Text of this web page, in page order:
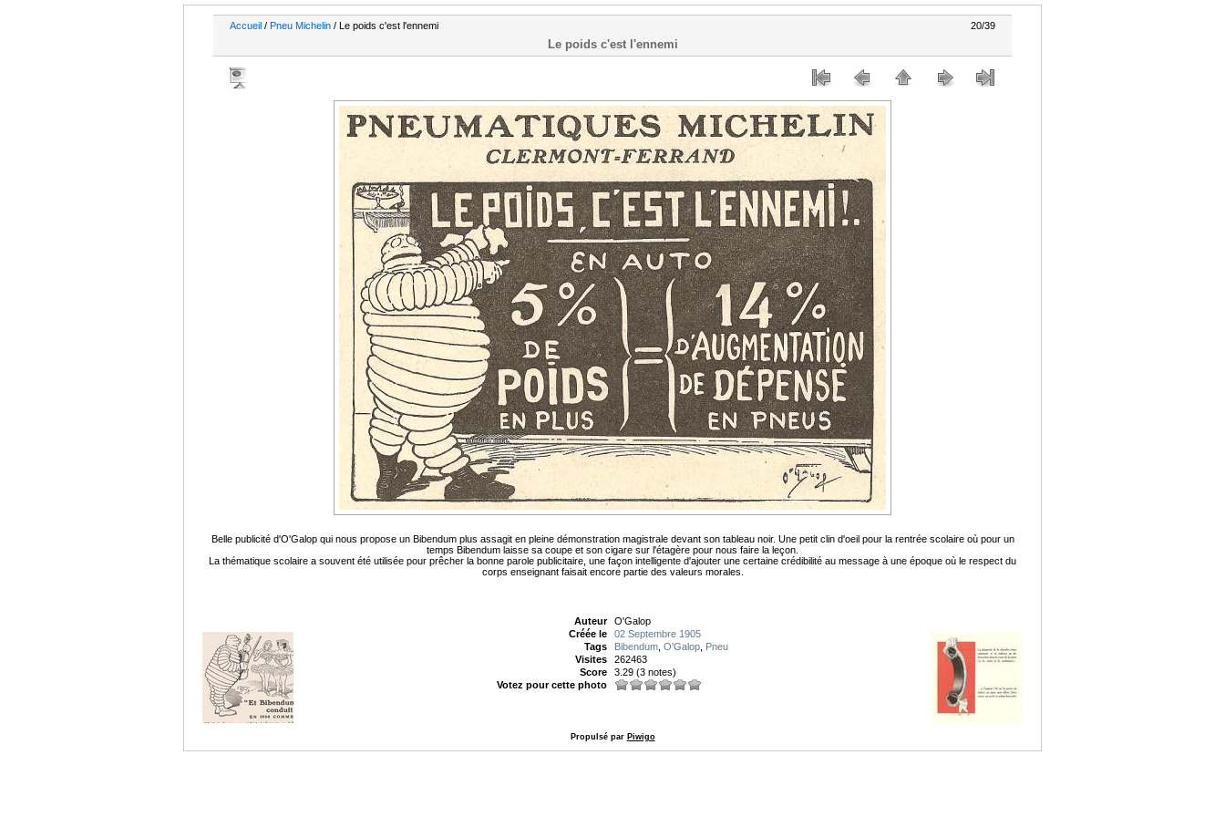
Accueil / Pneu Michelin / Le poids c'est l'ennemi 20/39
Le poids c'est l'ennemi
Belle publicité d'O'Galop qui nous propose un Bibendum plus assagit en pleine démonstration magistrale devant son tableau noir. Une petit clin d'oeil pour la rentrée scolaire où pour un
temps Bibendum laisse sa coupe et son cigare sur l'étagère pour nous faire la leçon.
La thématique scolaire a souvent été utilisée pour prêcher la bonne parole publicitaire, une façon intelligente d'ajouter une certaine crédibilité au message à une époque où le respect du
corps enseignant faisait encore partie des valeurs morales.
Auteur
O'Galop
Créée le
02 Septembre 1905
Tags
Bibendum O'Galop Pneu
Visites
262463
Score
3.29 (3 notes)
Votez pour cette photo
Propulsé par Piwigo